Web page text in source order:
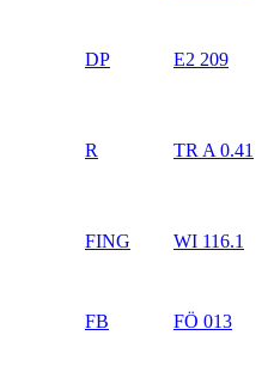
DP E2 209
R TR A 0.41
FING WI 116.1
FB FÖ 013